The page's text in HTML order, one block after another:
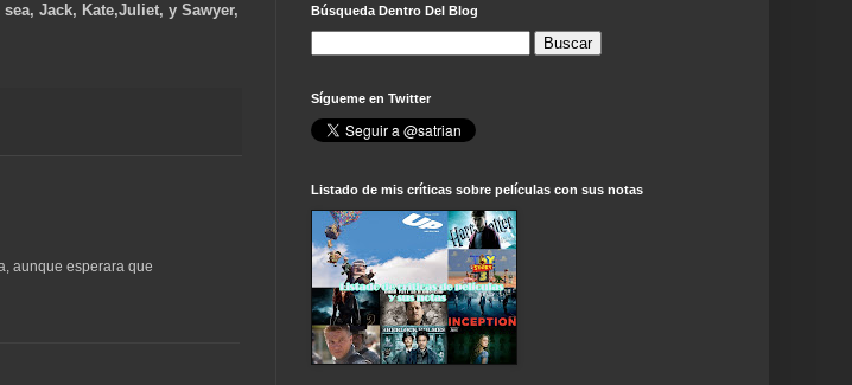
Jack, Kate,Juliet, y Sawyer,
aunque esperara que
Búsqueda Dentro Del Blog
Sígueme en Twitter
Listado de mis críticas sobre películas con sus notas